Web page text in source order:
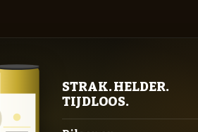
STRAK. HELDER.
TIJDLOOS.